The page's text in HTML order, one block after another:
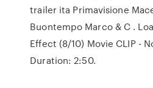
trailer ita Primavisione
Buontempo Marco & C .
Effect (8/10) Movie CLIP -
Duration: 2:50.